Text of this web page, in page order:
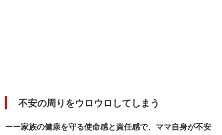
不安の周りをウロウロしてしまう
ーー家族の健康を守る使命感と責任感で、ママ自身が不安